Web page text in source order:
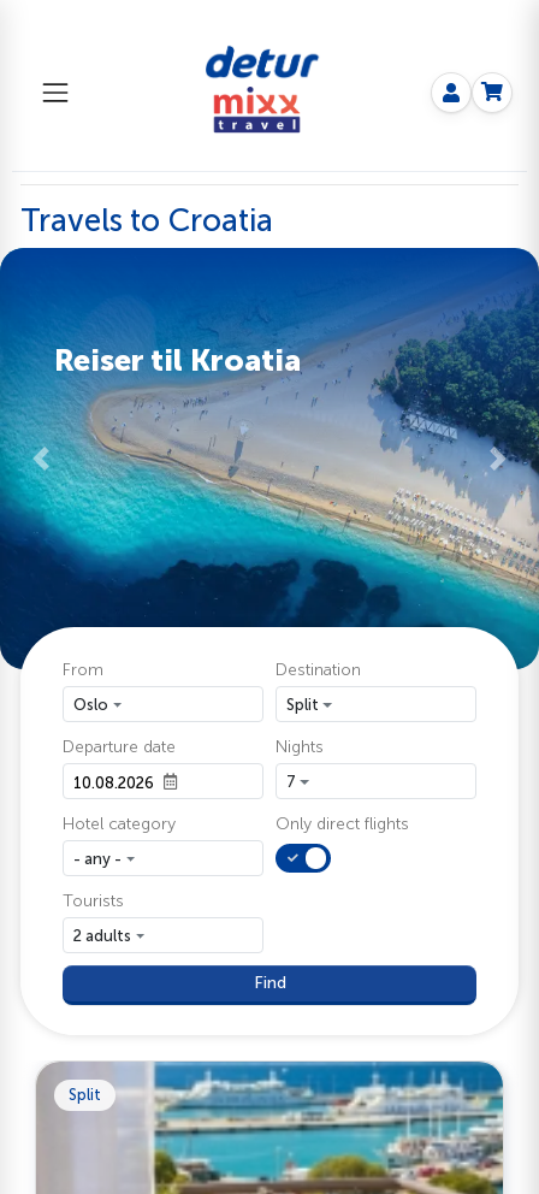
Travels to Croatia
Reiser til Kroatia
Previous Next
From
Oslo
Destination
Split
Departure date Nights
7
Hotel category
- any -
Only direct flights
Tourists
2 adults
Find
Split